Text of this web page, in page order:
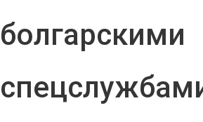
болгарскими